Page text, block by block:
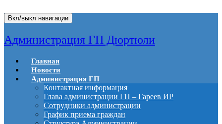
Вкл/выкл навигации
Администрация ГП Дюртюли
Главная
Новости
Администрация ГП
Контактная информация
Глава администрации ГП – Гареев ИР
Сотрудники администрации
График приема граждан